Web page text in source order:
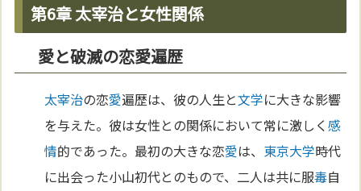
第6章 太宰治と女性関係
愛と破滅の恋愛遍歴
太宰治の恋愛遍歴は、彼の人生と文学に大きな影響
を与えた。彼は女性との関係において常に激しく感
情的であった。最初の大きな恋愛は、 東京大学時代
に出会った小山初代とのもので、二人は共に服毒自